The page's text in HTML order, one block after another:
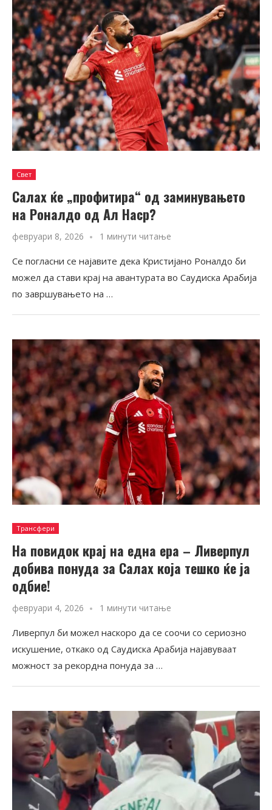
Свет
Салах ќе „профитира“ од заминувањето
на Роналдо од Ал Наср?
февруари 8, 2026 1 минути читање
Се погласни се најавите дека Кристијано Роналдо би
можел да стави крај на авантурата во Саудиска Арабија
по завршувањето на …
Трансфери
На повидок крај на една ера – Ливерпул
добива понуда за Салах која тешко ќе ја
одбие!
февруари 4, 2026 1 минути читање
Ливерпул би можел наскоро да се соочи со сериозно
искушение, откако од Саудиска Арабија најавуваат
можност за рекордна понуда за …